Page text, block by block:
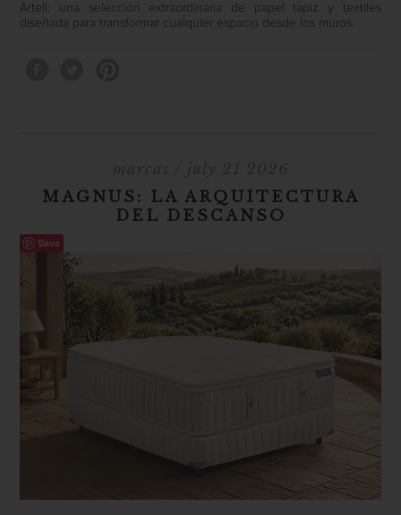
Artell: una selección extraordinaria de papel tapiz y textiles
diseñada para transformar cualquier espacio desde los muros.
MAGNUS: LA ARQUITECTURA
DEL DESCANSO
Save